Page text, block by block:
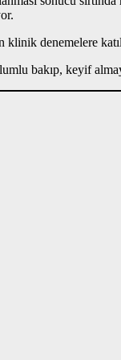
denemelere
bakıp, keyif